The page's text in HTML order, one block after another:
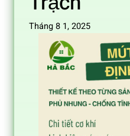
Tháng 8 1, 2025